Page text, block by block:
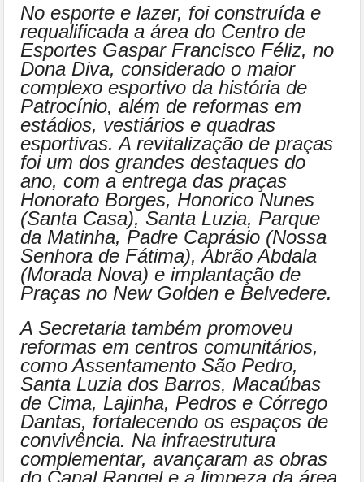
No esporte e lazer, foi construída e
requalificada a área do Centro de
Esportes Gaspar Francisco Féliz, no
Dona Diva, considerado o maior
complexo esportivo da história de
Patrocínio, além de reformas em
estádios, vestiários e quadras
esportivas. A revitalização de praças
foi um dos grandes destaques do
ano, com a entrega das praças
Honorato Borges, Honorico Nunes
(Santa Casa), Santa Luzia, Parque
da Matinha, Padre Caprásio (Nossa
Senhora de Fátima), Abrão Abdala
(Morada Nova) e implantação de
Praças no New Golden e Belvedere.
A Secretaria também promoveu
reformas em centros comunitários,
como Assentamento São Pedro,
Santa Luzia dos Barros, Macaúbas
de Cima, Lajinha, Pedros e Córrego
Dantas, fortalecendo os espaços de
convivência. Na infraestrutura
complementar, avançaram as obras
do Canal Rangel e a limpeza da área